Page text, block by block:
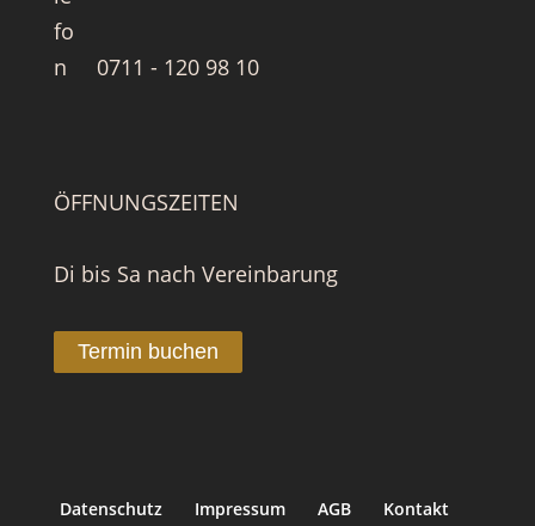
0711 - 120 98 10
ÖFFNUNGSZEITEN
Di bis Sa nach Vereinbarung
Termin buchen
Datenschutz Impressum AGB Kontakt